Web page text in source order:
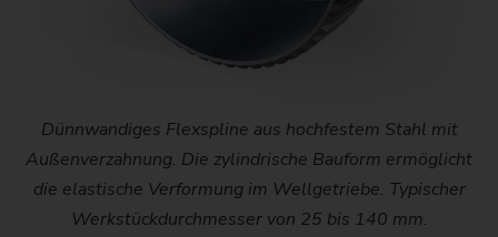
Dünnwandiges Flexspline aus hochfestem Stahl mit
Außenverzahnung. Die zylindrische Bauform ermöglicht
die elastische Verformung im Wellgetriebe. Typischer
Werkstückdurchmesser von 25 bis 140 mm.